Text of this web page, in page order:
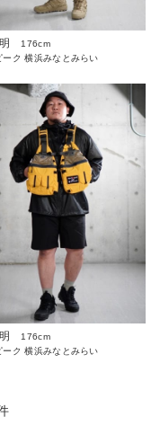
176cm
ーク 横浜みなとみらい
176cm
ーク 横浜みなとみらい